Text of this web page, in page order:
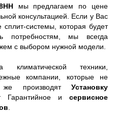
мы предлагаем по цене
консультацией. Если у Вас
системы, которая будет
потребностям, мы всегда
с выбором нужной модели.
техники,
компании, которые не
производят Установку
Гарантийное и сервисное